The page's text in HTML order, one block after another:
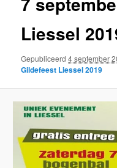
Liessel
Gepubliceerd4 september
Gildefeest Liessel 2019